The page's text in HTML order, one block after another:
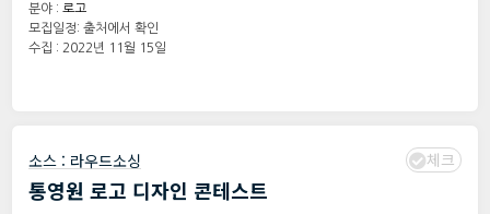
분야 : 로고
모집일정: 출처에서 확인
수집 : 2022년 11월 15일
소스 : 라우드소싱 체크
통영원 로고 디자인 콘테스트